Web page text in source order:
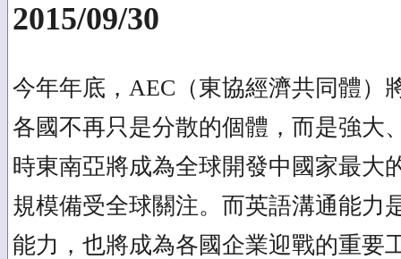
2015/09/30
今年年底，AEC（東協經濟共同體）
各國不再只是分散的個體，而是強大
時東南亞將成為全球開發中國家最大
規模備受全球關注。而英語溝通能力
能力，也將成為各國企業迎戰的重要